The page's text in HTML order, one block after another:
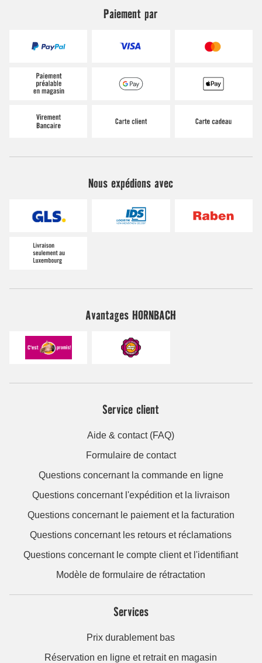
Paiement par
Nous expédions avec
Avantages HORNBACH
Service client
Aide & contact (FAQ)
Formulaire de contact
Questions concernant la commande en ligne
Questions concernant l'expédition et la livraison
Questions concernant le paiement et la facturation
Questions concernant les retours et réclamations
Questions concernant le compte client et l'identifiant
Modèle de formulaire de rétractation
Services
Prix durablement bas
Réservation en ligne et retrait en magasin